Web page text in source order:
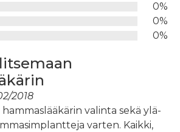
0%
0%
0%
2018
valinta sekä ylä-
varten. Kaikki,